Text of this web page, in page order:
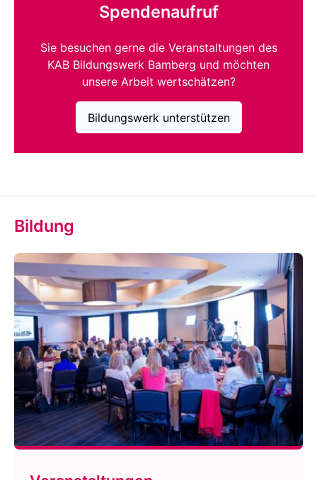
Spendenaufruf
Sie besuchen gerne die Veranstaltungen des
KAB Bildungswerk Bamberg und möchten
unsere Arbeit wertschätzen?
Bildungswerk unterstützen
Bildung